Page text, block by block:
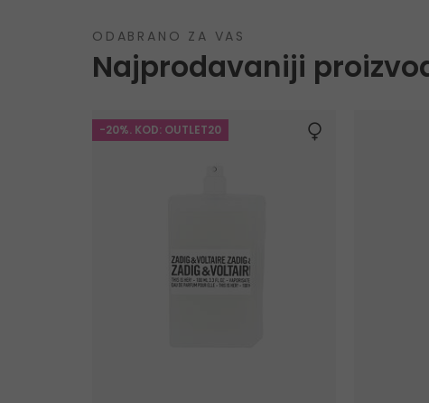
ODABRANO ZA VAS
Najprodavaniji
-20%. KOD: OUTLET20